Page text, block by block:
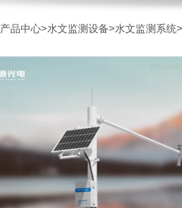
产品中心>水文监测设备>水文监测系统